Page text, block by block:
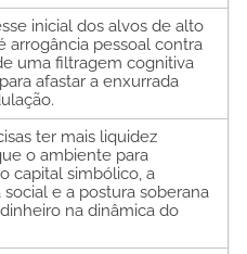
inicial dos alvos de alto
arrogância pessoal contra
uma filtragem cognitiva
afastar a enxurrada
ter mais liquidez
o ambiente para
capital simbólico, a
e a postura soberana
na dinâmica do